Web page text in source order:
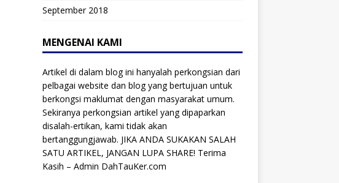
September 2018
MENGENAI KAMI
Artikel di dalam blog ini hanyalah perkongsian dari
pelbagai website dan blog yang bertujuan untuk
berkongsi maklumat dengan masyarakat umum.
Sekiranya perkongsian artikel yang dipaparkan
disalah-ertikan, kami tidak akan
bertanggungjawab. JIKA ANDA SUKAKAN SALAH
SATU ARTIKEL, JANGAN LUPA SHARE! Terima
Kasih – Admin DahTauKer.com